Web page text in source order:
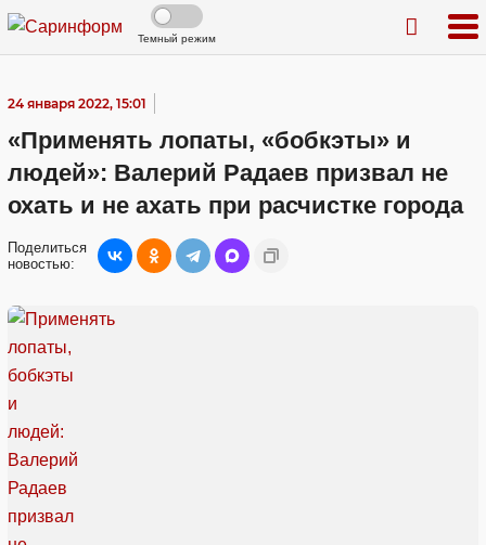
Темный режим
24 января 2022, 15:01
«Применять лопаты, «бобкэты» и
людей»: Валерий Радаев призвал не
охать и не ахать при расчистке города
Поделиться
новостью: